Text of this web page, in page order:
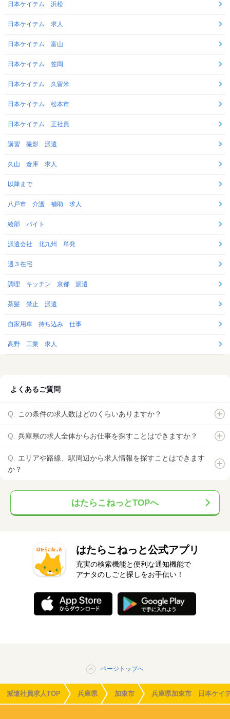
日本ケイテム 浜松
日本ケイテム 求人
日本ケイテム 富山
日本ケイテム 笠岡
日本ケイテム 久留米
日本ケイテム 松本市
日本ケイテム 正社員
講習 撮影 派遣
久山 倉庫 求人
以降まで
八戸市 介護 補助 求人
綾部 バイト
派遣会社 北九州 単発
週３在宅
調理 キッチン 京都 派遣
茶髪 禁止 派遣
自家用車 持ち込み 仕事
高野 工業 求人
よくあるご質問
この条件の求人数はどのくらいありますか？
兵庫県の求人全体からお仕事を探すことはできますか？
エリアや路線、駅周辺から求人情報を探すことはできます
か？
はたらこねっとTOPへ
はたらこねっと公式アプリ
充実の検索機能と便利な通知機能で
アナタのしごと探しをお手伝い！
ページトップへ
派遣社員求人TOP 兵庫県 加東市 兵庫県加東市 日本ケイ